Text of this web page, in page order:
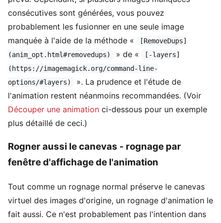
consécutives sont générées, vous pouvez
probablement les fusionner en une seule image
manquée à l'aide de la méthode «
[RemoveDups]
(anim_opt.html#removedups)
» de «
[-layers]
(https://imagemagick.org/command-line-
options/#layers)
». La prudence et l'étude de
l'animation restent néanmoins recommandées. (Voir
Découper une animation ci-dessous pour un exemple
plus détaillé de ceci.)
Rogner aussi le canevas - rognage par
fenêtre d'affichage de l'animation
Tout comme un rognage normal préserve le canevas
virtuel des images d'origine, un rognage d'animation le
fait aussi. Ce n'est probablement pas l'intention dans